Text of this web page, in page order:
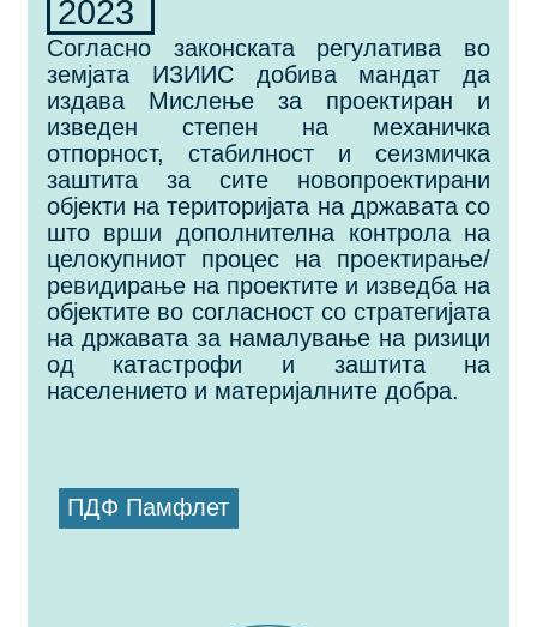
2023
Согласно законската регулатива во
земјата ИЗИИС добива мандат да
издава Мислење за проектиран и
изведен степен на механичка
отпорност, стабилност и сеизмичка
заштита за сите новопроектирани
објекти на територијата на државата со
што врши дополнителна контрола на
целокупниот процес на проектирање/
ревидирање на проектите и изведба на
објектите во согласност со стратегијата
на државата за намалување на ризици
од катастрофи и заштита на
населението и материјалните добра.
ПДФ Памфлет